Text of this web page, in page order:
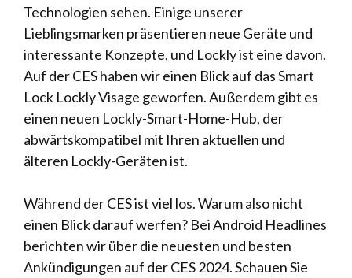
Technologien sehen. Einige unserer
Lieblingsmarken präsentieren neue Geräte und
interessante Konzepte, und Lockly ist eine davon.
Auf der CES haben wir einen Blick auf das Smart
Lock Lockly Visage geworfen. Außerdem gibt es
einen neuen Lockly-Smart-Home-Hub, der
abwärtskompatibel mit Ihren aktuellen und
älteren Lockly-Geräten ist.
Während der CES ist viel los. Warum also nicht
einen Blick darauf werfen? Bei Android Headlines
berichten wir über die neuesten und besten
Ankündigungen auf der CES 2024. Schauen Sie